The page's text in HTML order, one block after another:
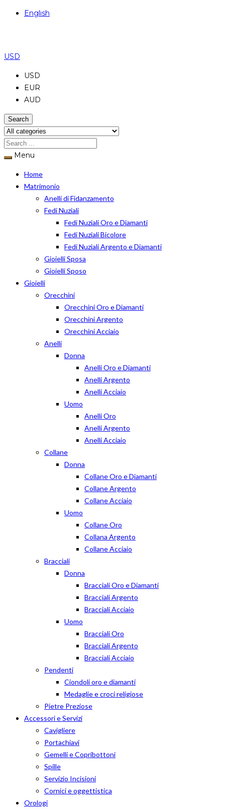
English
USD
USD
EUR
AUD
Search
Menu
Home
Matrimonio
Anelli di Fidanzamento
Fedi Nuziali
Fedi Nuziali Oro e Diamanti
Fedi Nuziali Bicolore
Fedi Nuziali Argento e Diamanti
Gioielli Sposa
Gioielli Sposo
Gioielli
Orecchini
Orecchini Oro e Diamanti
Orecchini Argento
Orecchini Acciaio
Anelli
Donna
Anelli Oro e Diamanti
Anelli Argento
Anelli Acciaio
Uomo
Anelli Oro
Anelli Argento
Anelli Acciaio
Collane
Donna
Collane Oro e Diamanti
Collane Argento
Collane Acciaio
Uomo
Collane Oro
Collana Argento
Collane Acciaio
Bracciali
Donna
Bracciali Oro e Diamanti
Bracciali Argento
Bracciali Acciaio
Uomo
Bracciali Oro
Bracciali Argento
Bracciali Acciaio
Pendenti
Ciondoli oro e diamanti
Medaglie e croci religiose
Pietre Preziose
Accessori e Servizi
Cavigliere
Portachiavi
Gemelli e Copribottoni
Spille
Servizio Incisioni
Cornici e oggettistica
Orologi